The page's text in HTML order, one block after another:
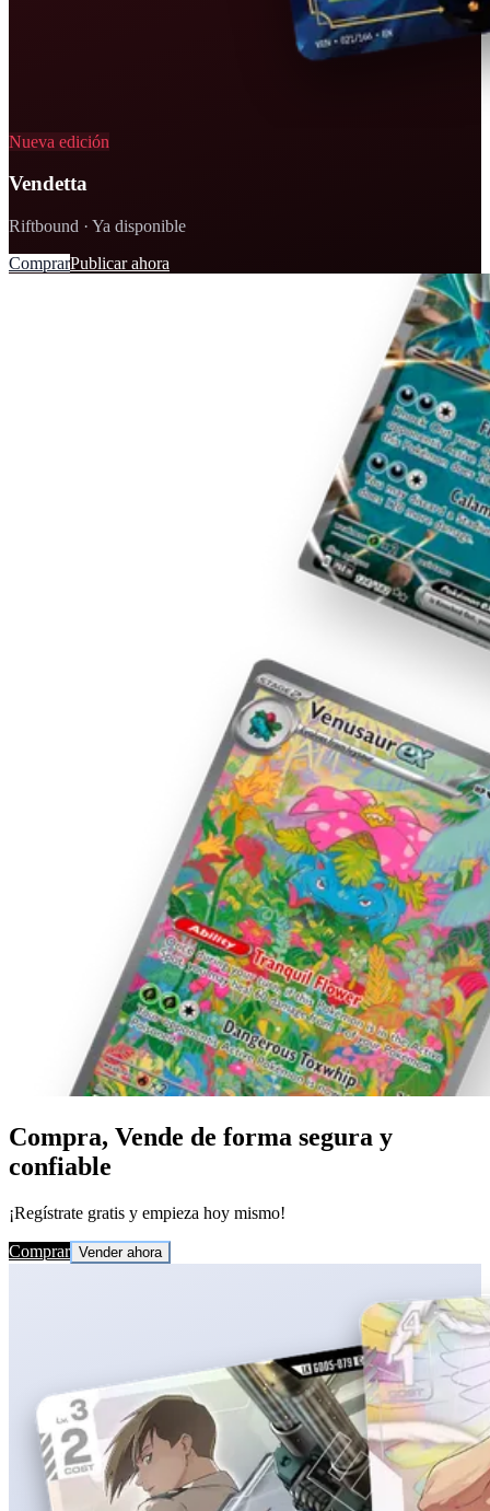
Nueva edición
Vendetta
Riftbound · Ya disponible
ComprarPublicar ahora
Compra, Vende de forma segura y
confiable
¡Regístrate gratis y empieza hoy mismo!
Comprar Vender ahora